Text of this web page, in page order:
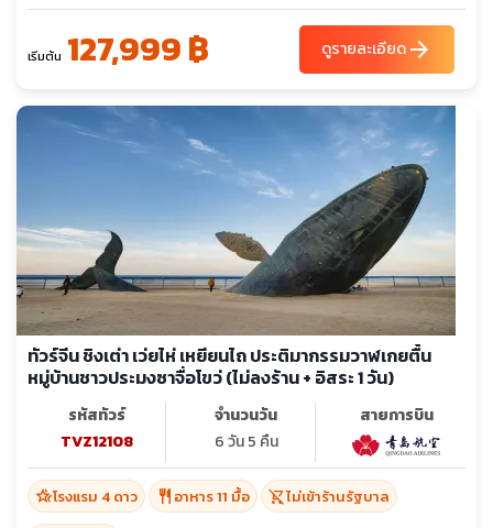
เริ่มต้น 127,999 ฿ ดูรายละเอียดarrow_forward
ทัวร์จีน ชิงเต่า เว่ยไห่ เหยียนไถ ประติมากรรมวาฬเกยตื้น
หมู่บ้านชาวประมงซาจื่อโขว่ (ไม่ลงร้าน + อิสระ 1 วัน)
รหัสทัวร์
TVZ12108
จำนวนวัน
6 วัน 5 คืน
สายการบิน
hotel_classโรงแรม 4 ดาว restaurant อาหาร 11 มื้อ shopping_cart_offไม่เข้าร้านรัฐบาล